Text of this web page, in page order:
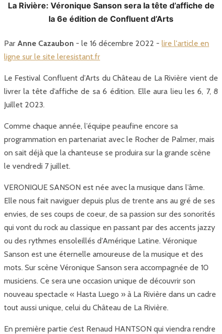
La Rivière: Véronique Sanson sera la tête d’affiche de
la 6e édition de Confluent d’Arts
Par Anne Cazaubon - le 16 décembre 2022 - lire l'article en
ligne sur le site leresistant.fr
Le Festival Confluent d’Arts du Château de La Rivière vient de
livrer la tête d’affiche de sa 6 édition. Elle aura lieu les 6, 7, 8
Juillet 2023.
Comme chaque année, l’équipe peaufine encore sa
programmation en partenariat avec le Rocher de Palmer, mais
on sait déjà que la chanteuse se produira sur la grande scène
le vendredi 7 juillet.
VERONIQUE SANSON est née avec la musique dans l’âme.
Elle nous fait naviguer depuis plus de trente ans au gré de ses
envies, de ses coups de coeur, de sa passion sur des sonorités
qui vont du rock au classique en passant par des accents jazzy
ou des rythmes ensoleillés d’Amérique Latine. Véronique
Sanson est une éternelle amoureuse de la musique et des
mots. Sur scène Véronique Sanson sera accompagnée de 10
musiciens. Ce sera une occasion unique de découvrir son
nouveau spectacle « Hasta Luego » à La Rivière dans un cadre
tout aussi unique, celui du Château de La Rivière.
En première partie c’est Renaud HANTSON qui viendra rendre